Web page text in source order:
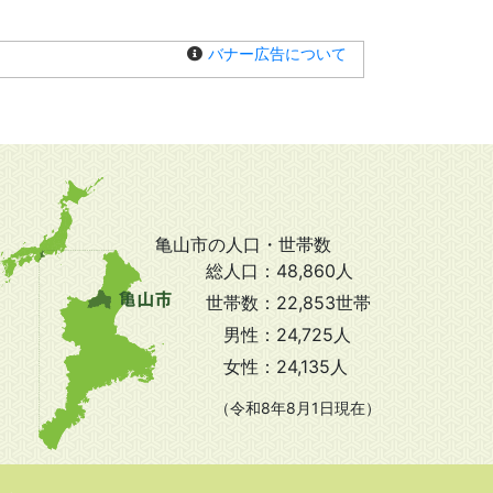
バナー広告について
亀山市の人口・世帯数
総人口： 48,860人
世帯数： 22,853世帯
男性： 24,725人
女性： 24,135人
（令和8年8月1日現在）